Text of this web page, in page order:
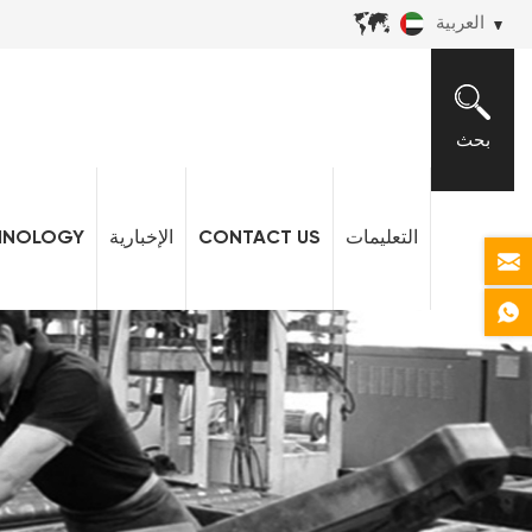
العربية
بحث
الإخبارية CONTACT US التعليمات